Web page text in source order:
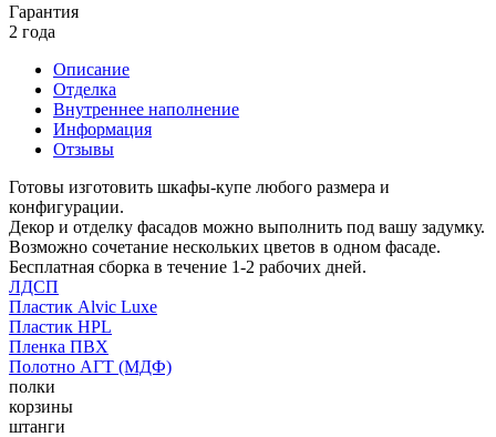
Гарантия
2 года
Описание
Отделка
Внутреннее наполнение
Информация
Отзывы
Готовы изготовить шкафы-купе любого размера и
конфигурации.
Декор и отделку фасадов можно выполнить под вашу задумку.
Возможно сочетание нескольких цветов в одном фасаде.
Бесплатная сборка в течение 1-2 рабочих дней.
ЛДСП
Пластик Alvic Luxe
Пластик HPL
Пленка ПВХ
Полотно АГТ (МДФ)
полки
корзины
штанги